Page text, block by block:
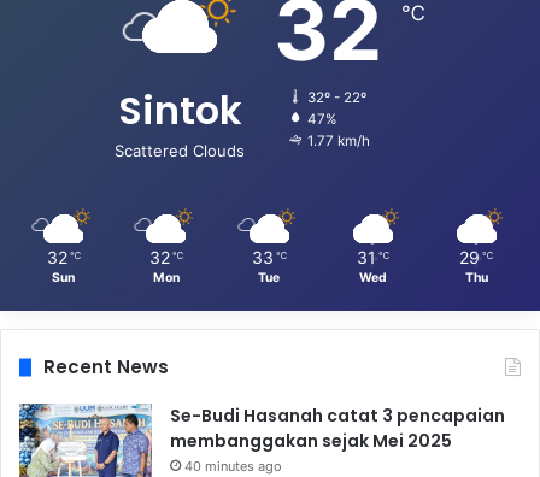
Sintok
Scattered Clouds
32 ℃
32º - 22º
47%
1.77 km/h
32 ℃
Sun
32 ℃
Mon
33 ℃
Tue
31 ℃
Wed
29 ℃
Thu
Recent News
Se-Budi Hasanah catat 3 pencapaian
membanggakan sejak Mei 2025
40 minutes ago